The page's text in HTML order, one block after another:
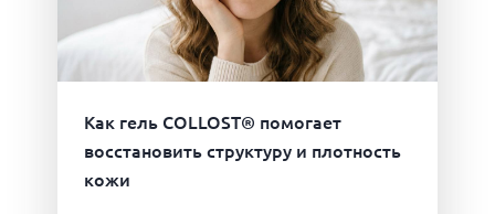
Как гель COLLOST® помогает
восстановить структуру и плотность
кожи